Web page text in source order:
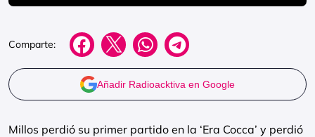
Comparte:
Añadir Radioacktiva en Google
Millos perdió su primer partido en la ‘Era Cocca’ y perdió